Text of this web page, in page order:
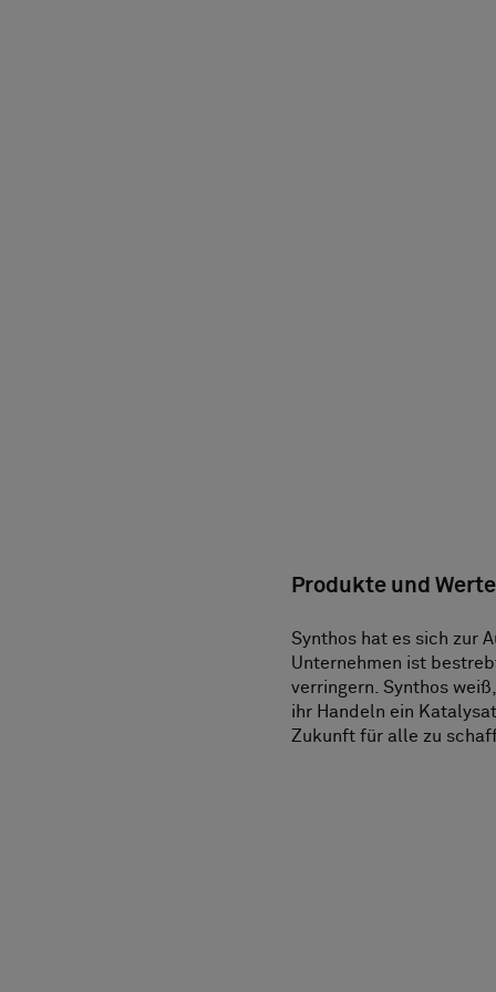
Produkte und
Synthos hat es sich zur
Unternehmen ist
verringern. Synthos
ihr Handeln ein
Zukunft für alle zu